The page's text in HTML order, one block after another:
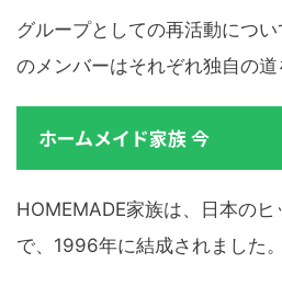
グループとしての再活動につ
のメンバーはそれぞれ独自の道
ホームメイド家族 今
HOMEMADE家族は、日本の
で、1996年に結成されました。